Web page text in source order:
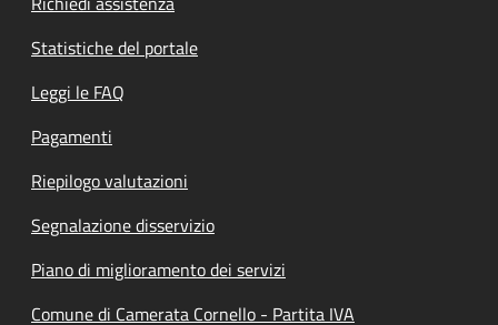
Statistiche del portale
Leggi le FAQ
Pagamenti
Riepilogo valutazioni
Segnalazione disservizio
Piano di miglioramento dei servizi
Comune di Camerata Cornello - Partita IVA